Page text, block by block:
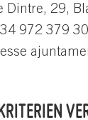
Dintre, 29,
972 379